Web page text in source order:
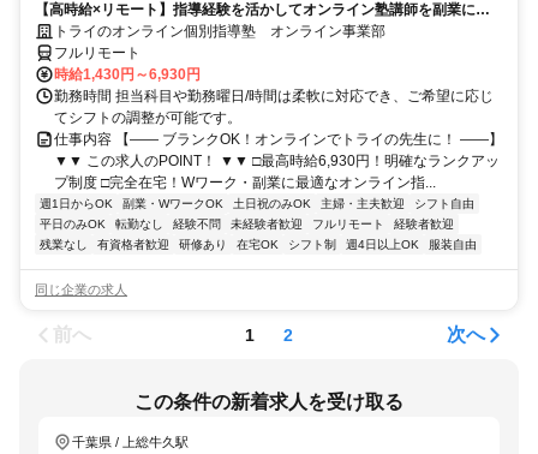
【高時給×リモート】指導経験を活かしてオンライン塾講師を副業に！
週1～OK！
トライのオンライン個別指導塾 オンライン事業部
フルリモート
時給1,430円～6,930円
勤務時間 担当科目や勤務曜日/時間は柔軟に対応でき、ご希望に応じ
てシフトの調整が可能です。
仕事内容 【―― ブランクOK！オンラインでトライの先生に！ ――】
▼▼ この求人のPOINT！ ▼▼ □最高時給6,930円！明確なランクアッ
プ制度 □完全在宅！Wワーク・副業に最適なオンライン指...
週1日からOK 副業・WワークOK 土日祝のみOK 主婦・主夫歓迎
シフト自由
平日のみOK
転勤なし 経験不問 未経験者歓迎 フルリモート
経験者歓迎
残業なし
有資格者歓迎 研修あり 在宅OK シフト制 週4日以上OK 服装自由
同じ企業の求人
前へ 1 2 次へ
この条件の新着求人を受け取る
千葉県 / 上総牛久駅